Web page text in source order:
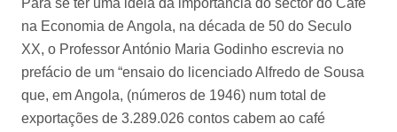
na Economia de Angola, na década de 50 do Seculo
XX, o Professor António Maria Godinho escrevia no
prefácio de um “ensaio do licenciado Alfredo de Sousa
que, em Angola, (números de 1946) num total de
exportações de 3.289.026 contos cabem ao café